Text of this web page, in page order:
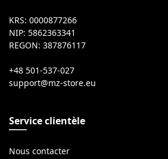
KRS: 0000877266
NIP: 5862363341
REGON: 387876117
+48 501-537-027
Service clientèle
Nous contacter